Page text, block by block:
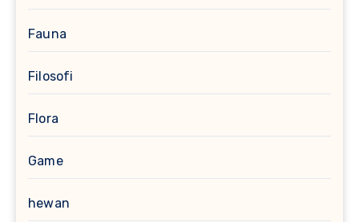
Fauna
Filosofi
Flora
Game
hewan